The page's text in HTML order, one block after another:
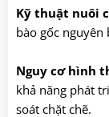
Kỹ thuật nuôi
bào gốc
Nguy cơ hình
khả năng phát
soát chặt chẽ.